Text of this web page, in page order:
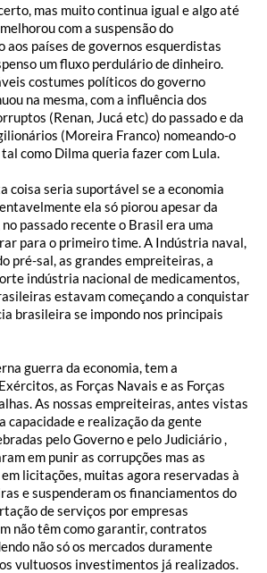
mas muito continua igual e algo até
com a suspensão do
aos países de governos esquerdistas
um fluxo perdulário de dinheiro.
costumes políticos do governo
na mesma, com a influência dos
(Renan, Jucá etc) do passado e da
(Moreira Franco) nomeando-o
como Dilma queria fazer com Lula.
coisa seria suportável se a economia
ela só piorou apesar da
passado recente o Brasil era uma
para o primeiro time. A Indústria naval,
pré-sal, as grandes empreiteiras, a
indústria nacional de medicamentos,
estavam começando a conquistar
brasileira se impondo nos principais
guerra da economia, tem a
as Forças Navais e as Forças
As nossas empreiteiras, antes vistas
capacidade e realização da gente
pelo Governo e pelo Judiciário ,
em punir as corrupções mas as
licitações, muitas agora reservadas à
e suspenderam os financiamentos do
de serviços por empresas
não têm como garantir, contratos
não só os mercados duramente
vultuosos investimentos já realizados.